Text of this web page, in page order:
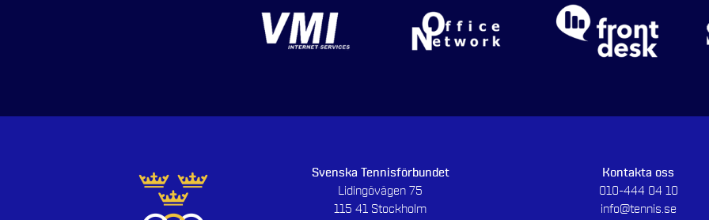
Svenska Tennisförbundet
Lidingövägen 75
115 41 Stockholm
Kontakta oss
010-444 04 10
info@tennis.se